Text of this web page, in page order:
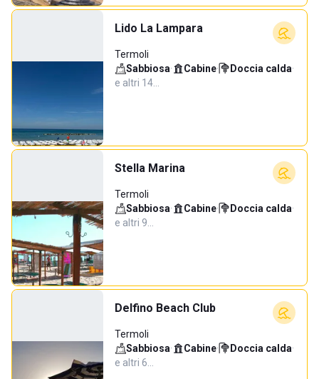
Lido La Lampara
Termoli
Sabbiosa· Cabine· Doccia calda·
e altri 14…
Stella Marina
Termoli
Sabbiosa· Cabine· Doccia calda·
e altri 9…
Delfino Beach Club
Termoli
Sabbiosa· Cabine· Doccia calda·
e altri 6…